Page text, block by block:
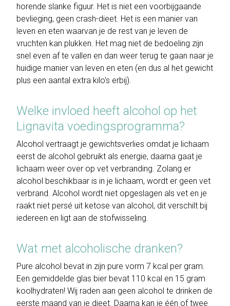
horende slanke figuur. Het is niet een voorbijgaande
bevlieging, geen crash-dieet. Het is een manier van
leven en eten waarvan je de rest van je leven de
vruchten kan plukken. Het mag niet de bedoeling zijn
snel even af te vallen en dan weer terug te gaan naar je
huidige manier van leven en eten (en dus al het gewicht
plus een aantal extra kilo's erbij).
Welke invloed heeft alcohol op het
Lignavita voedingsprogramma?
Alcohol vertraagt je gewichtsverlies omdat je lichaam
eerst de alcohol gebruikt als energie, daarna gaat je
lichaam weer over op vet verbranding. Zolang er
alcohol beschikbaar is in je lichaam, wordt er geen vet
verbrand. Alcohol wordt niet opgeslagen als vet en je
raakt niet persé uit ketose van alcohol, dit verschilt bij
iedereen en ligt aan de stofwisseling.
Wat met alcoholische dranken?
Pure alcohol bevat in zijn pure vorm 7 kcal per gram.
Een gemiddelde glas bier bevat 110 kcal en 15 gram
koolhydraten! Wij raden aan geen alcohol te drinken de
eerste maand van je dieet. Daarna kan je één of twee